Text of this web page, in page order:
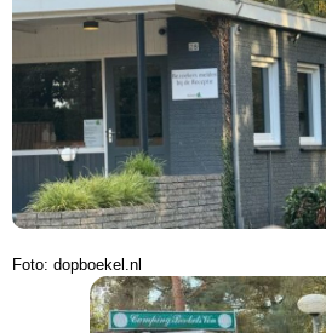
Foto: dopboekel.nl